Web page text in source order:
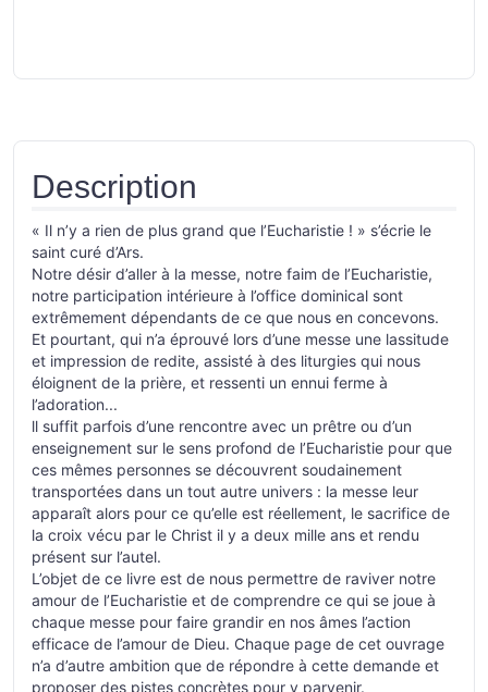
Description
« Il n’y a rien de plus grand que l’Eucharistie ! » s’écrie le
saint curé d’Ars.
Notre désir d’aller à la messe, notre faim de l’Eucharistie,
notre participation intérieure à l’office dominical sont
extrêmement dépendants de ce que nous en concevons.
Et pourtant, qui n’a éprouvé lors d’une messe une lassitude
et impression de redite, assisté à des liturgies qui nous
éloignent de la prière, et ressenti un ennui ferme à
l’adoration...
ll suffit parfois d’une rencontre avec un prêtre ou d’un
enseignement sur le sens profond de l’Eucharistie pour que
ces mêmes personnes se découvrent soudainement
transportées dans un tout autre univers : la messe leur
apparaît alors pour ce qu’elle est réellement, le sacrifice de
la croix vécu par le Christ il y a deux mille ans et rendu
présent sur l’autel.
L’objet de ce livre est de nous permettre de raviver notre
amour de l’Eucharistie et de comprendre ce qui se joue à
chaque messe pour faire grandir en nos âmes l’action
efficace de l’amour de Dieu. Chaque page de cet ouvrage
n’a d’autre ambition que de répondre à cette demande et
proposer des pistes concrètes pour y parvenir.